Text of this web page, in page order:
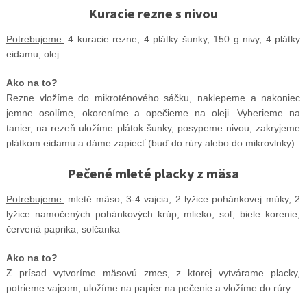
Kuracie rezne s nivou
Potrebujeme: 4 kuracie rezne, 4 plátky šunky, 150 g nivy, 4 plátky
eidamu, olej
Ako na to?
Rezne vložíme do mikroténového sáčku, naklepeme a nakoniec
jemne osolíme, okoreníme a opečieme na oleji. Vyberieme na
tanier, na rezeň uložíme plátok šunky, posypeme nivou, zakryjeme
plátkom eidamu a dáme zapiecť (buď do rúry alebo do mikrovlnky).
Pečené mleté placky z mäsa
Potrebujeme: mleté mäso, 3-4 vajcia, 2 lyžice pohánkovej múky, 2
lyžice namočených pohánkových krúp, mlieko, soľ, biele korenie,
červená paprika, solčanka
Ako na to?
Z prísad vytvoríme mäsovú zmes, z ktorej vytvárame placky,
potrieme vajcom, uložíme na papier na pečenie a vložíme do rúry.